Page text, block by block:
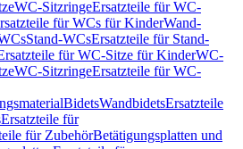
WC-SitzringeErsatzteile für WC-
für WCs für KinderWand-
Stand-WCsErsatzteile für Stand-
für WC-Sitze für KinderWC-
WC-SitzringeErsatzteile für WC-
BidetsWandbidetsErsatzteile
Ersatzteile für
für ZubehörBetätigungsplatten und